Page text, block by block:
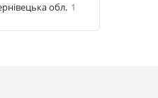
обл. 1